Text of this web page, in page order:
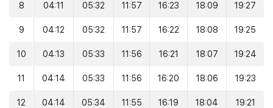
8 04:11 05:32 11:57 16:23 18:09 19:27
9 04:12 05:32 11:57 16:22 18:08 19:25
10 04:13 05:33 11:56 16:21 18:07 19:24
11 04:14 05:33 11:56 16:20 18:06 19:23
12 04:14 05:34 11:55 16:19 18:04 19:21